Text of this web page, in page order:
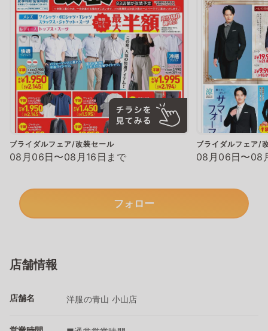
ブライダルフェア/改装セール
08月06日〜08月16日まで
ブライダルフェア/
08月06日〜08
フォロー
店舗情報
店舗名 洋服の青山 小山店